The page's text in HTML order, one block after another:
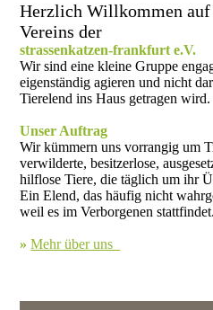
Herzlich Willkommenauf
Vereins der
strassenkatzen-frankfurt e.V.
Wir sind eine kleine Gruppe
eigenständig agieren und nicht
Tierelend ins Haus getragen wird.
Unser Auftrag
Wir kümmern uns vorrangig um
verwilderte, besitzerlose,
hilflose Tiere, die täglich um ihr
Ein Elend, das häufig nicht
weil es im Verborgenen stattfindet.
» Mehr über uns